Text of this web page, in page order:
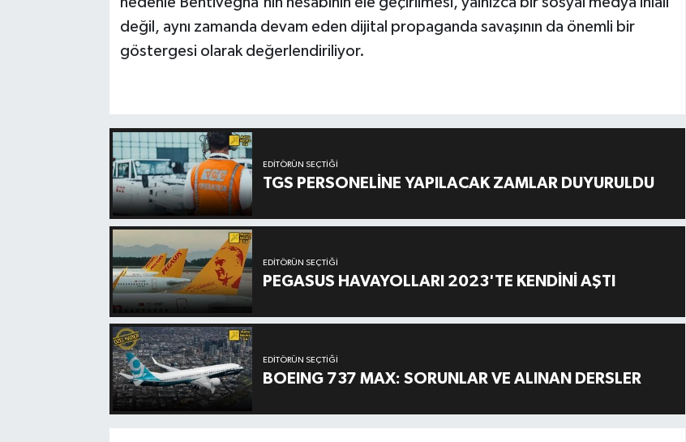
değil, aynı zamanda devam eden dijital propaganda savaşının da önemli bir
göstergesi olarak değerlendiriliyor.
EDITÖRÜN SEÇTIĞI
TGS PERSONELİNE YAPILACAK ZAMLAR DUYURULDU
EDITÖRÜN SEÇTIĞI
PEGASUS HAVAYOLLARI 2023'TE KENDİNİ AŞTI
EDITÖRÜN SEÇTIĞI
BOEING 737 MAX: SORUNLAR VE ALINAN DERSLER